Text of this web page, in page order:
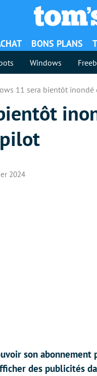
BONS PLANS
Windows
11 sera bientôt
2024
son abonnement
des publicités